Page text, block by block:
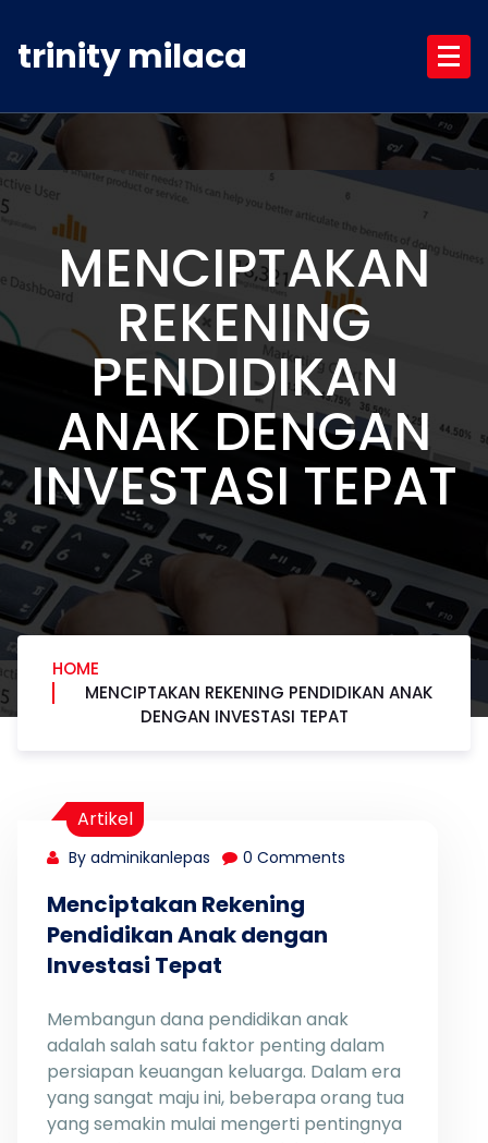
content
trinity milaca
MENCIPTAKAN
REKENING
PENDIDIKAN
ANAK DENGAN
INVESTASI TEPAT
HOME
MENCIPTAKAN REKENING PENDIDIKAN ANAK
DENGAN INVESTASI TEPAT
Artikel
By adminikanlepas 0 Comments
Menciptakan Rekening
Pendidikan Anak dengan
Investasi Tepat
Membangun dana pendidikan anak
adalah salah satu faktor penting dalam
persiapan keuangan keluarga. Dalam era
yang sangat maju ini, beberapa orang tua
yang semakin mulai mengerti pentingnya